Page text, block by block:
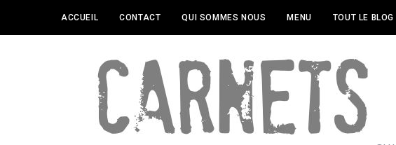
ACCUEIL CONTACT QUI SOMMES NOUS MENU TOUT LE BLOG